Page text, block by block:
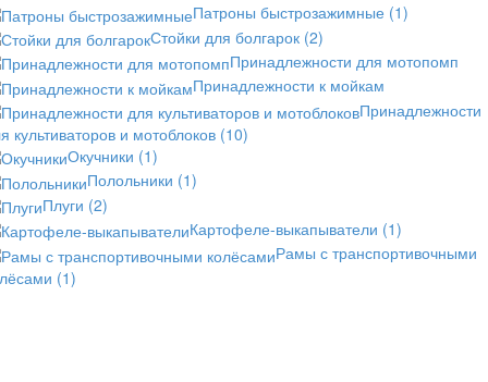
Патроны быстрозажимные (1)
Стойки для болгарок (2)
Принадлежности для мотопомп
Принадлежности к мойкам
Принадлежности
культиваторов и мотоблоков (10)
Окучники (1)
Полольники (1)
Плуги (2)
Картофеле-выкапыватели (1)
Рамы с транспортивочными
(1)